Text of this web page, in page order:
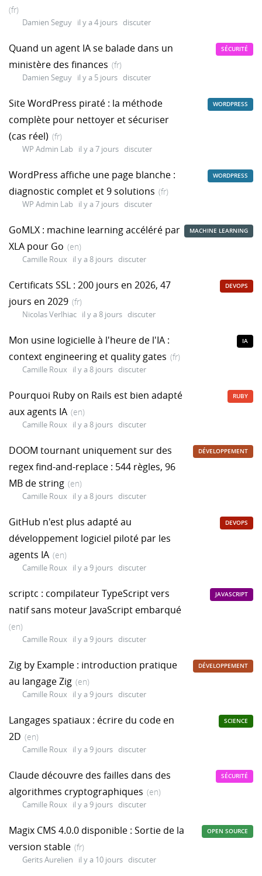
(fr)
Damien Seguy il y a 4 jours discuter
Quand un agent IA se balade dans un
ministère des finances (fr)
Damien Seguy il y a 5 jours discuter
SÉCURITÉ
Site WordPress piraté : la méthode
complète pour nettoyer et sécuriser
(cas réel) (fr)
WP Admin Lab il y a 7 jours discuter
WORDPRESS
WordPress affiche une page blanche :
diagnostic complet et 9 solutions (fr)
WP Admin Lab il y a 7 jours discuter
WORDPRESS
GoMLX : machine learning accéléré par
XLA pour Go (en)
Camille Roux il y a 8 jours discuter
MACHINE LEARNING
Certificats SSL : 200 jours en 2026, 47
jours en 2029 (fr)
Nicolas Verlhiac il y a 8 jours discuter
DEVOPS
Mon usine logicielle à l'heure de l'IA :
context engineering et quality gates (fr)
Camille Roux il y a 8 jours discuter
IA
Pourquoi Ruby on Rails est bien adapté
aux agents IA (en)
Camille Roux il y a 8 jours discuter
RUBY
DOOM tournant uniquement sur des
regex find-and-replace : 544 règles, 96
MB de string (en)
Camille Roux il y a 8 jours discuter
DÉVELOPPEMENT
GitHub n'est plus adapté au
développement logiciel piloté par les
agents IA (en)
Camille Roux il y a 9 jours discuter
DEVOPS
scriptc : compilateur TypeScript vers
natif sans moteur JavaScript embarqué
(en)
Camille Roux il y a 9 jours discuter
JAVASCRIPT
Zig by Example : introduction pratique
au langage Zig (en)
Camille Roux il y a 9 jours discuter
DÉVELOPPEMENT
Langages spatiaux : écrire du code en
2D (en)
Camille Roux il y a 9 jours discuter
SCIENCE
Claude découvre des failles dans des
algorithmes cryptographiques (en)
Camille Roux il y a 9 jours discuter
SÉCURITÉ
Magix CMS 4.0.0 disponible : Sortie de la
version stable (fr)
Gerits Aurelien il y a 10 jours discuter
OPEN SOURCE